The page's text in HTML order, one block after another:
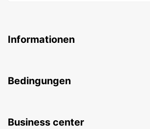
Informationen
Bedingungen
Business center